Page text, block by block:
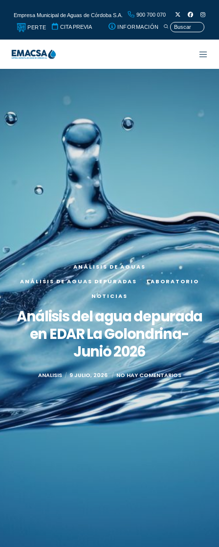
Empresa Municipal de Aguas de Córdoba S.A. 900 700 070
PERTE CITA PREVIA INFORMACIÓN
ANÁLISIS DE AGUAS
ANÁLISIS DE AGUAS DEPURADAS
LABORATORIO
NOTICIAS
Análisis del agua depurada
en EDAR La Golondrina-
Junio 2026
ANALISIS 9 JULIO, 2026 NO HAY COMENTARIOS